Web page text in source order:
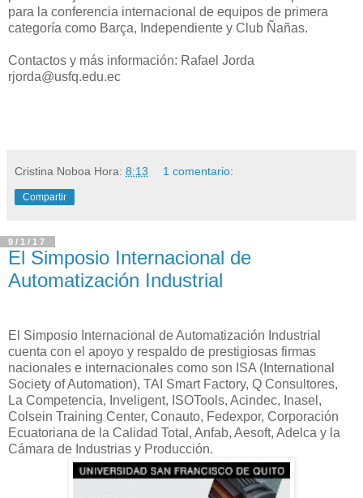
para la conferencia internacional de equipos de primera
categoría como Barça, Independiente y Club Ñañas.
Contactos y más información: Rafael Jorda
rjorda@usfq.edu.ec
Cristina Noboa Hora: 8:13 1 comentario:
Compartir
9/1/17
El Simposio Internacional de
Automatización Industrial
El Simposio Internacional de Automatización Industrial
cuenta con el apoyo y respaldo de prestigiosas firmas
nacionales e internacionales como son ISA (International
Society of Automation), TAI Smart Factory, Q Consultores,
La Competencia, Inveligent, ISOTools, Acindec, Inasel,
Colsein Training Center, Conauto, Fedexpor, Corporación
Ecuatoriana de la Calidad Total, Anfab, Aesoft, Adelca y la
Cámara de Industrias y Producción.